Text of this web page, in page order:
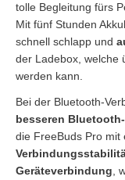
tolle Begleitung fürs
Mit fünf Stunden
schnell schlapp und
der Ladebox, welche
werden kann.
Bei der Bluetooth-
besseren
die FreeBuds Pro mit
Geräteverbindung ,